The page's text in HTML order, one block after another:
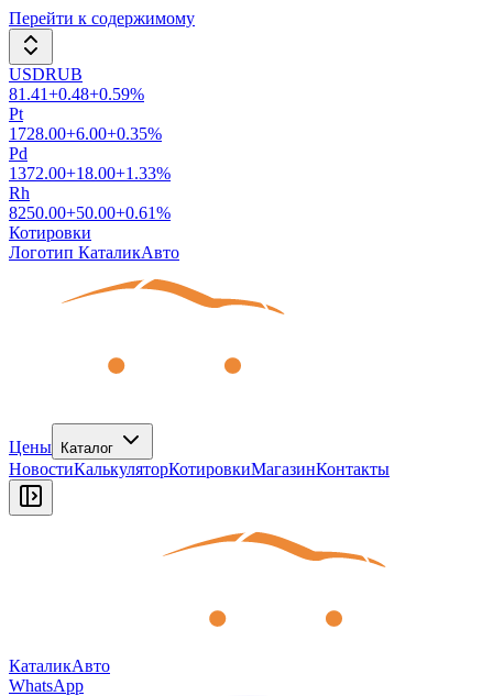
Перейти к содержимому
USDRUB
81.41+0.48+0.59%
Pt
1728.00+6.00+0.35%
Pd
1372.00+18.00+1.33%
Rh
8250.00+50.00+0.61%
Котировки
Логотип КаталикАвто
Цены Каталог
НовостиКалькуляторКотировкиМагазинКонтакты
КаталикАвто
WhatsApp